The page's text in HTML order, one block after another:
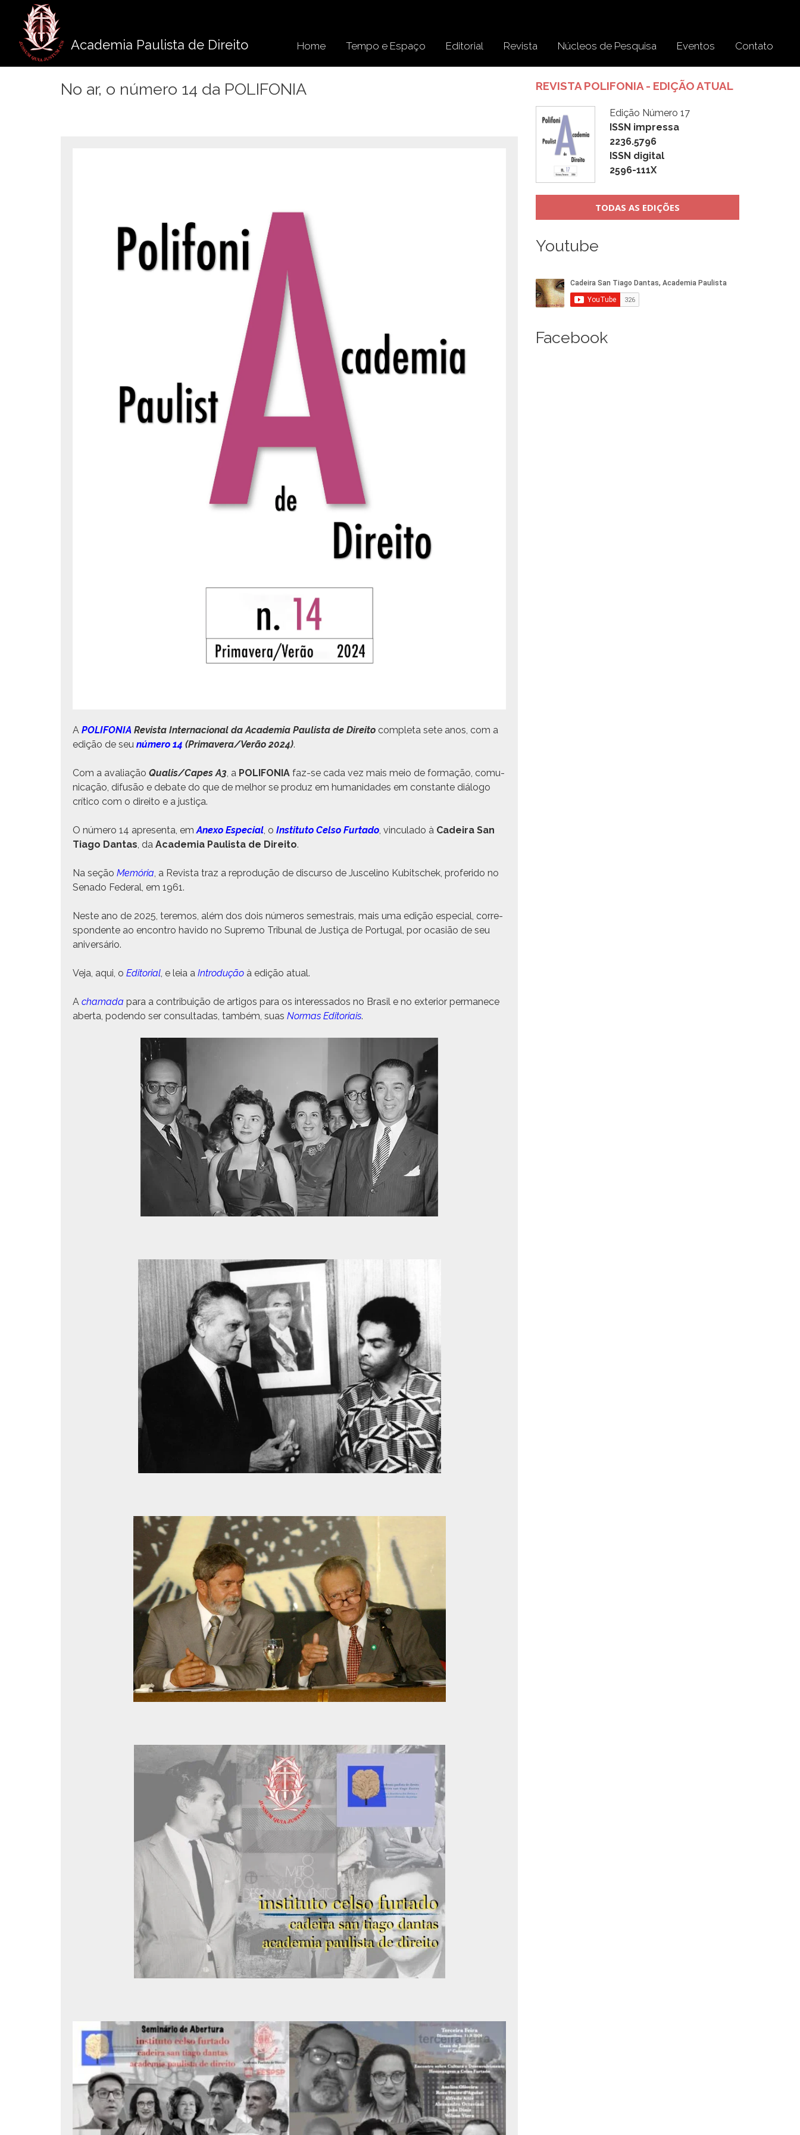
conteúdo
Academia Paulista de Direito Home Tempo e Espaço Editorial Revista Núcleos de Pesquisa Eventos Contato
No ar, o número 14 da POLIFONIA
A POLIFONIA Revista Inter­na­cional da Acad­e­mia Paulista de Dire­ito com­ple­ta sete anos, com a
edição de seu número 14 (Primavera/Verão 2024).
Com a avali­ação Qualis/Capes A3, a POLIFONIA faz-se cada vez mais meio de for­mação, comu­
ni­cação, difusão e debate do que de mel­hor se pro­duz em humanidades em con­stante diál­o­go
críti­co com o dire­ito e a justiça.
O número 14 apre­sen­ta, em Anexo Espe­cial, o Insti­tu­to Cel­so Fur­ta­do, vin­cu­la­do à Cadeira San
Tia­go Dan­tas, da Acad­e­mia Paulista de Dire­ito.
Na seção Memória, a Revista traz a repro­dução de dis­cur­so de Jusceli­no Kubitschek, pro­feri­do no
Sena­do Fed­er­al, em 1961.
Neste ano de 2025, ter­e­mos, além dos dois números semes­trais, mais uma edição espe­cial, cor­re­
spon­dente ao encon­tro havi­do no Supre­mo Tri­bunal de Justiça de Por­tu­gal, por ocasião de seu
aniversário.
Veja, aqui, o Edi­to­r­i­al, e leia a Intro­dução à edição atual.
A chama­da para a con­tribuição de arti­gos para os inter­es­sa­dos no Brasil e no exte­ri­or per­manece
aber­ta, poden­do ser con­sul­tadas, tam­bém, suas Nor­mas Edi­to­ri­ais.
REVISTA POLIFONIA - EDIÇÃO ATUAL
Edição Número 17
ISSN impressa
2236.5796
ISSN digital
2596-111X
TODAS AS EDIÇÕES
Youtube
Facebook